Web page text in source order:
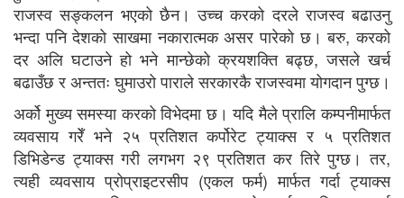
राजस्व सङ्कलन भएको छैन। उच्च करको दरले राजस्व बढाउनु
भन्दा पनि देशको साखमा नकारात्मक असर पारेको छ। बरु, करको
दर अलि घटाउने हो भने मान्छेको क्रयशक्ति बढ्छ, जसले खर्च
बढाउँछ र अन्ततः घुमाउरो पाराले सरकारकै राजस्वमा योगदान पुग्छ।
अर्को मुख्य समस्या करको विभेदमा छ। यदि मैले प्रालि कम्पनीमार्फत
व्यवसाय गरेँ भने २५ प्रतिशत कर्पोरेट ट्याक्स र ५ प्रतिशत
डिभिडेन्ड ट्याक्स गरी लगभग २९ प्रतिशत कर तिरे पुग्छ। तर,
त्यही व्यवसाय प्रोप्राइटरसीप (एकल फर्म) मार्फत गर्दा ट्याक्स